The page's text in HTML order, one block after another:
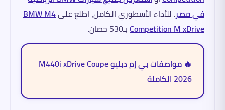
في مصر. للأداء الأسطوري الكامل، اطلع علىBMW M4
Competition M xDriveبـ530 حصان.
🔥 مواصفات بي إم دبليو M440i xDrive Coupe
2026 الكاملة